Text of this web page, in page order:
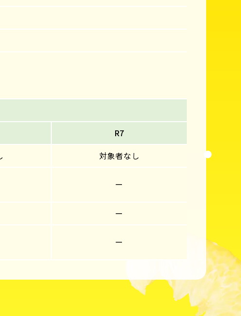
R7
対象者なし
ー
ー
ー